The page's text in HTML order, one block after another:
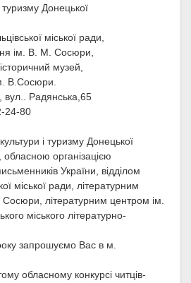
туризму Донецької
міської ради,
ім. В. М. Сосюри,
музей,
В.Сосюри.
Радянська,65
24-80
і туризму Донецької
обласною організацією
України, відділом
міської ради, літературним
літературним центром ім.
міського літературно-
запрошуємо Вас в м.
обласному конкурсі читців-